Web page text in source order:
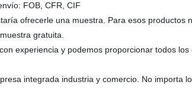
FOB, CFR, CIF
ofrecerle una muestra. Para esos
gratuita.
experiencia y podemos proporcionar todos
integrada industria y comercio. No importa